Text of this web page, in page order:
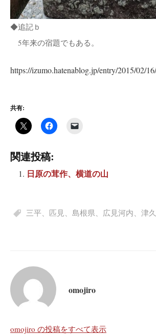
◆追記ｂ
5年来の宿題でもある。
https://izumo.hatenablog.jp/entry/2015/02/
共有:
関連投稿:
日原の茸作、横道の山
三平、 匹見 島根県 広見河内 津
omojiro
omojiro の投稿をすべて表示